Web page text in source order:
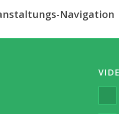
Navigation